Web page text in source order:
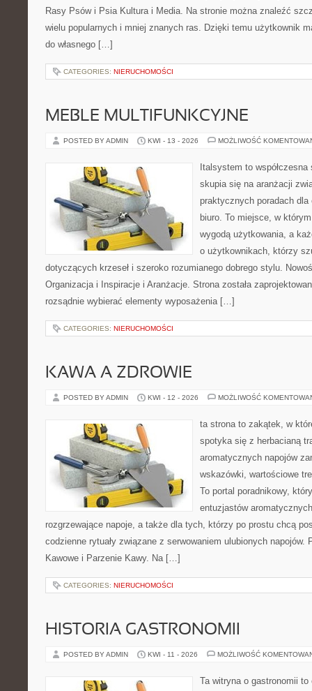
Rasy Psów i Psia Kultura i Media. Na stronie można znaleźć
wielu popularnych i mniej znanych ras. Dzięki temu użytkownik
do własnego […]
CATEGORIES: NIERUCHOMOŚCI
MEBLE MULTIFUNKCYJNE
POSTED BY ADMIN KWI - 13 - 2026 MOŻLIWOŚĆ
Italsystem to
skupia się na aranżacji
praktycznych poradach
biuro. To miejsce, w
wygodą użytkowania, a
o użytkownikach, którzy
dotyczących krzeseł i szeroko rozumianego dobrego stylu.
Organizacja i Inspiracje i Aranżacje. Strona została
rozsądnie wybierać elementy wyposażenia […]
CATEGORIES: NIERUCHOMOŚCI
KAWA A ZDROWIE
POSTED BY ADMIN KWI - 12 - 2026 MOŻLIWOŚĆ
ta strona to zakątek, w
spotyka się z herbacianą
aromatycznych napojów
wskazówki, wartościowe
To portal poradnikowy,
entuzjastów
rozgrzewające napoje, a także dla tych, którzy po prostu chcą
codzienne rytuały związane z serwowaniem ulubionych napojów.
Kawowe i Parzenie Kawy. Na […]
CATEGORIES: NIERUCHOMOŚCI
HISTORIA GASTRONOMII
POSTED BY ADMIN KWI - 11 - 2026 MOŻLIWOŚĆ
Ta witryna o gastronomii